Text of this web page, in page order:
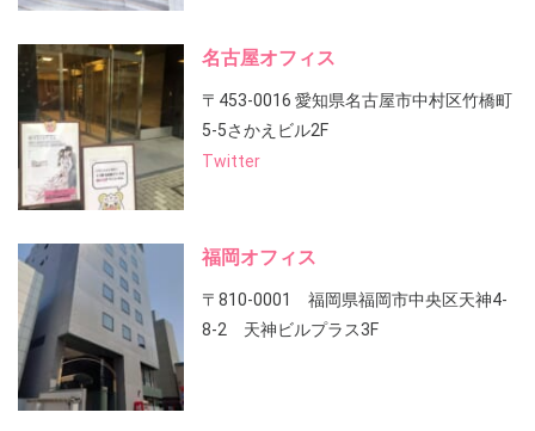
名古屋オフィス
〒453-0016 愛知県名古屋市中村区竹橋町
5-5さかえビル2F
Twitter
福岡オフィス
〒810-0001 福岡県福岡市中央区天神4-
8-2 天神ビルプラス3F